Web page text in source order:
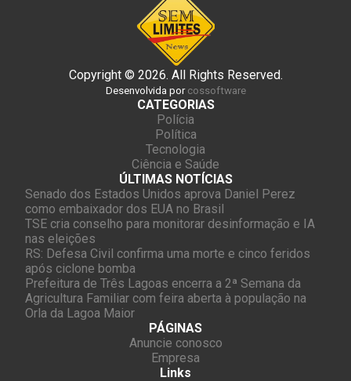
Copyright © 2026. All Rights Reserved.
Desenvolvida por cossoftware
CATEGORIAS
Polícia
Política
Tecnologia
Ciência e Saúde
ÚLTIMAS NOTÍCIAS
Senado dos Estados Unidos aprova Daniel Perez
como embaixador dos EUA no Brasil
TSE cria conselho para monitorar desinformação e IA
nas eleições
RS: Defesa Civil confirma uma morte e cinco feridos
após ciclone bomba
Prefeitura de Três Lagoas encerra a 2ª Semana da
Agricultura Familiar com feira aberta à população na
Orla da Lagoa Maior
PÁGINAS
Anuncie conosco
Empresa
Links